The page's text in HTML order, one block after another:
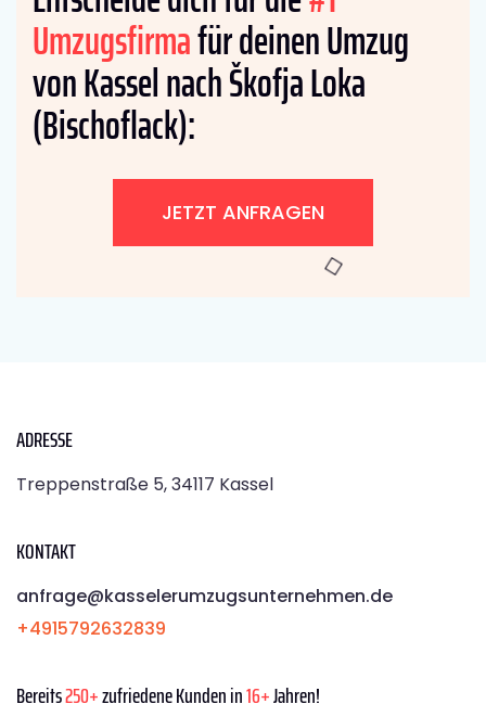
Umzugsfirmafür deinen Umzug
von Kassel nach Škofja Loka
(Bischoflack):
JETZT ANFRAGEN
ADRESSE
Treppenstraße 5, 34117 Kassel
KONTAKT
anfrage@kasselerumzugsunternehmen.de
+4915792632839
Bereits250+zufriedene Kunden in16+Jahren!